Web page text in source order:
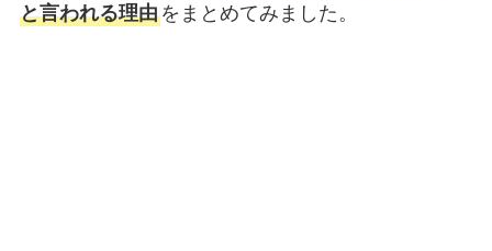
と言われる理由をまとめてみました。